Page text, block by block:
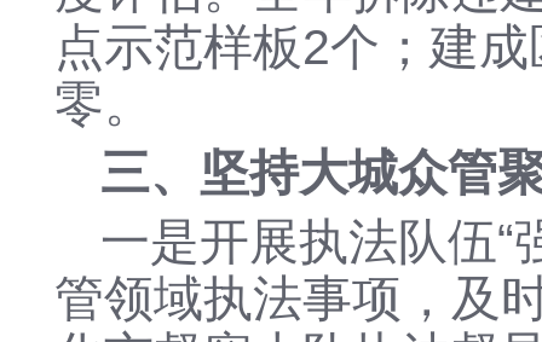
点示范样板2个；建
零。
三、 坚持大城众管
一是开展执法队伍“
管领域执法事项，及